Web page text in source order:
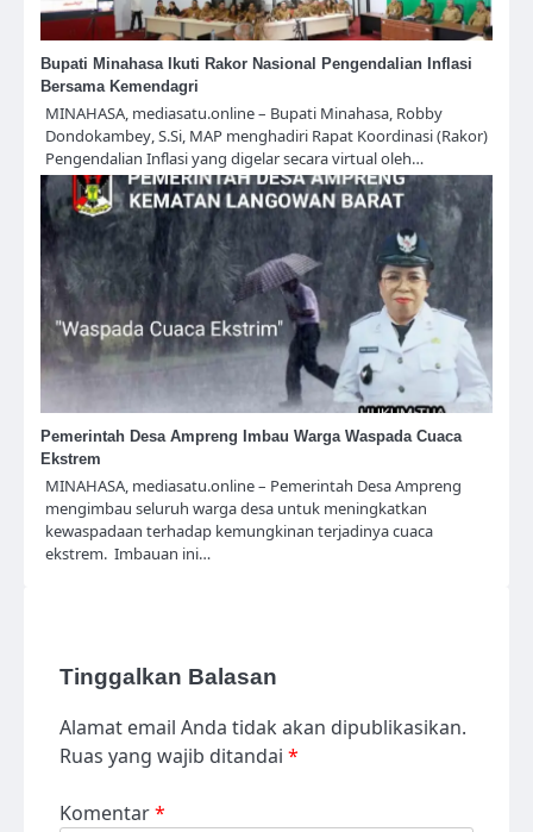
Bupati Minahasa Ikuti Rakor Nasional Pengendalian Inflasi
Bersama Kemendagri
MINAHASA, mediasatu.online – Bupati Minahasa, Robby
Dondokambey, S.Si, MAP menghadiri Rapat Koordinasi (Rakor)
Pengendalian Inflasi yang digelar secara virtual oleh…
Pemerintah Desa Ampreng Imbau Warga Waspada Cuaca
Ekstrem
MINAHASA, mediasatu.online – Pemerintah Desa Ampreng
mengimbau seluruh warga desa untuk meningkatkan
kewaspadaan terhadap kemungkinan terjadinya cuaca
ekstrem. Imbauan ini…
Tinggalkan Balasan
Alamat email Anda tidak akan dipublikasikan.
Ruas yang wajib ditandai *
Komentar*